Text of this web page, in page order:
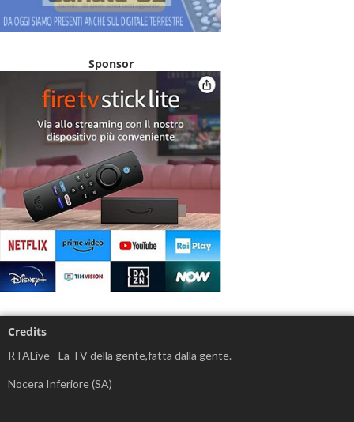
Sponsor
Credits
RTALive - La TV della gente,fatta dalla gente.
Nocera Inferiore (SA)